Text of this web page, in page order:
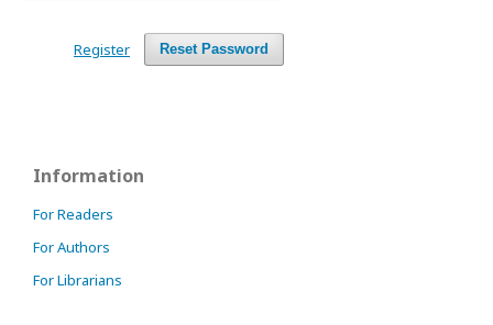
Reset Password
Register
Information
For Readers
For Authors
For Librarians